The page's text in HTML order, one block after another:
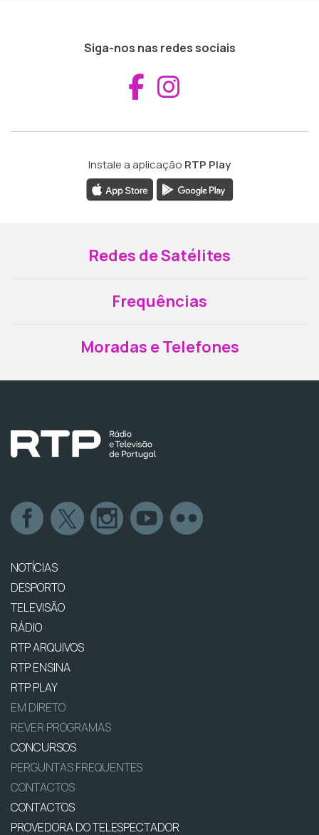
Siga-nos nas redes sociais
Aceder ao
Instale a aplicação RTP Play
Redes de Satélites
Frequências
Moradas e Telefones
NOTÍCIAS
DESPORTO
TELEVISÃO
RÁDIO
RTP ARQUIVOS
RTP ENSINA
RTP PLAY
EM DIRETO
REVER PROGRAMAS
CONCURSOS
PERGUNTAS FREQUENTES
CONTACTOS
CONTACTOS
PROVEDORA DO TELESPECTADOR